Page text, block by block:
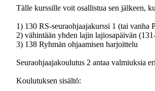
Tälle kurssille voit osallistua sen jälkeen,
1) 130 RS-seuraohjaajakurssi 1 (tai vanha
2) vähintään yhden lajin lajiosapäivän
3) 138 Ryhmän ohjaamisen harjoittelu
Seuraohjaajakoulutus 2 antaa valmiuksia
Koulutuksen sisältö: